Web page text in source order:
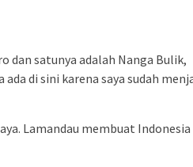
dan satunya adalah Nanga Bulik,
di sini karena saya sudah
Lamandau membuat Indonesia